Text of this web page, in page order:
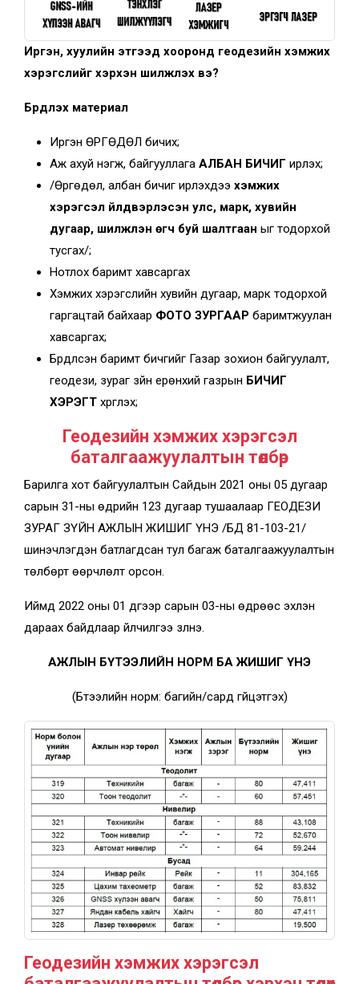
Иргэн, хуулийн этгээд хооронд геодезийн хэмжих
хэрэгслийг хэрхэн шилжүүлэх вэ?
Бүрдүүлэх материал
Иргэн ӨРГӨДӨЛ бичих;
Аж ахуй нэгж, байгууллага АЛБАН БИЧИГ ирүүлэх;
/Өргөдөл, албан бичиг ирүүлэхдээ хэмжих
хэрэгсэл үйлдвэрлэсэн улс, марк, хувийн
дугаар, шилжүүлэн өгч буй шалтгаан ыг тодорхой
тусгах/;
Нотлох баримт хавсаргах
Хэмжих хэрэгслийн хувийн дугаар, марк тодорхой
гаргацтай байхаар ФОТО ЗУРГААР баримтжуулан
хавсаргах;
Бүрдүүлсэн баримт бичгийг Газар зохион байгуулалт,
геодези, зураг зүйн ерөнхий газрын БИЧИГ
ХЭРЭГТ хүргүүлэх;
Геодезийн хэмжих хэрэгсэл
баталгаажуулалтын төлбөр
Барилга хот байгуулалтын Сайдын 2021 оны 05 дугаар
сарын 31-ны өдрийн 123 дугаар тушаалаар ГЕОДЕЗИ
ЗУРАГ ЗҮЙН АЖЛЫН ЖИШИГ ҮНЭ /БД 81-103-21/
шинэчлэгдэн батлагдсан тул багаж баталгаажуулалтын
төлбөрт өөрчлөлт орсон.
Иймд 2022 оны 01 дүгээр сарын 03-ны өдрөөс эхлэн
дараах байдлаар үйлчилгээ үзүүлнэ.
АЖЛЫН БҮТЭЭЛИЙН НОРМ БА ЖИШИГ ҮНЭ
(Бүтээлийн норм: багийн/сард гүйцэтгэх)
Геодезийн хэмжих хэрэгсэл